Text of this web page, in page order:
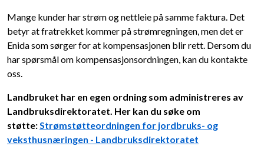
Mange kunder har strøm og nettleie på samme faktura. Det
betyr at fratrekket kommer på strømregningen, men det er
Enida som sørger for at kompensasjonen blir rett. Dersom du
har spørsmål om kompensasjonsordningen, kan du kontakte
oss.
Landbruket har en egen ordning som administreres av
Landbruksdirektoratet. Her kan du søke om
støtte:Strømstøtteordningen for jordbruks- og
veksthusnæringen - Landbruksdirektoratet